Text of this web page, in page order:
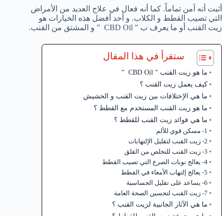
أثبت أنه آمن تماماً. كما أنه فعال في علاج العديد من الأمراض
التي تصيب القطط و الكلاب. و أحد أفضل هذه الخيارات هو
زيت القنب أو ما يعرف ب ” CBD Oil ” و المشتق من القنب.
ستقرأ في هذا المقال
ما هو زيت القنب “ CBD Oil “
كيف يعمل زيت القنب ؟
ما هي الإختلافات بين زيت القنب و الحشيش
ما هو زيت القنب المستخدم مع القطط ؟
ما هي فوائد زيت القنب للقطط ؟
1- مسكن قوي للألم
2- زيت القنب لتقليل الإلتهابات
3- زيت القنب للتخلص من القلق
4- يعالج نوبات الصرع التي تصيب القطط
5- يعالج إلتهاب الأمعاء في القطط
6- يساعد على تقليل الحساسية
7- زيت القنب لتحسين الصحة العامة
ما هي الآثار الجانبية لزيت القنب ؟